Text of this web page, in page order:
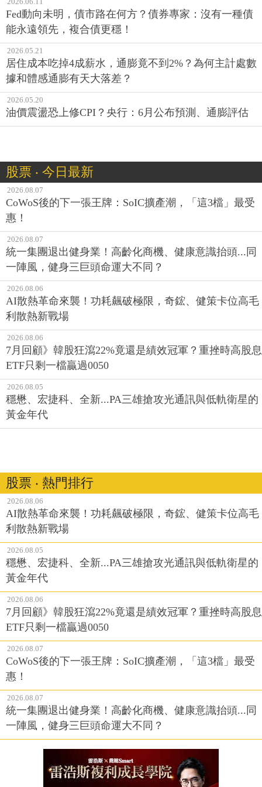
Fed動向未明，債市路在何方？債券專家：沒有一種債
能永遠領先，複合債更穩！
2026.05.21
居住成本吃掉4成薪水，通膨竟不到2%？為何主計處數
據和體感通膨有天大落差？
2026.05.20
油價震盪恐上修CPI？央行：6月公布預測、通膨評估
股票 ‧ 今日最新
2026.08.07
CoWoS後的下一張王牌：SoIC擴產潮，「這3檔」最受
惠！
2026.08.07
統一集團退出健身業！高齡化商機、健康意識抬頭...同
一陣風，健身三巨頭命運大不同？
2026.08.06
AI散熱革命來襲！功耗飆破極限，奇鋐、健策卡位高毛
利散熱新戰場
2026.08.06
7月回顧》韓股狂瀉22%竟還是績效冠軍？重挫時高股息
ETF只剩一檔贏過0050
2026.08.05
穩懋、宏捷科、全新...PA三雄搶攻光通訊與低軌衛星的
黃金年代
股票 ‧ 熱門排行
2026.08.06
AI散熱革命來襲！功耗飆破極限，奇鋐、健策卡位高毛
利散熱新戰場
2026.08.05
穩懋、宏捷科、全新...PA三雄搶攻光通訊與低軌衛星的
黃金年代
2026.08.06
7月回顧》韓股狂瀉22%竟還是績效冠軍？重挫時高股息
ETF只剩一檔贏過0050
2026.08.07
CoWoS後的下一張王牌：SoIC擴產潮，「這3檔」最受
惠！
2026.08.07
統一集團退出健身業！高齡化商機、健康意識抬頭...同
一陣風，健身三巨頭命運大不同？